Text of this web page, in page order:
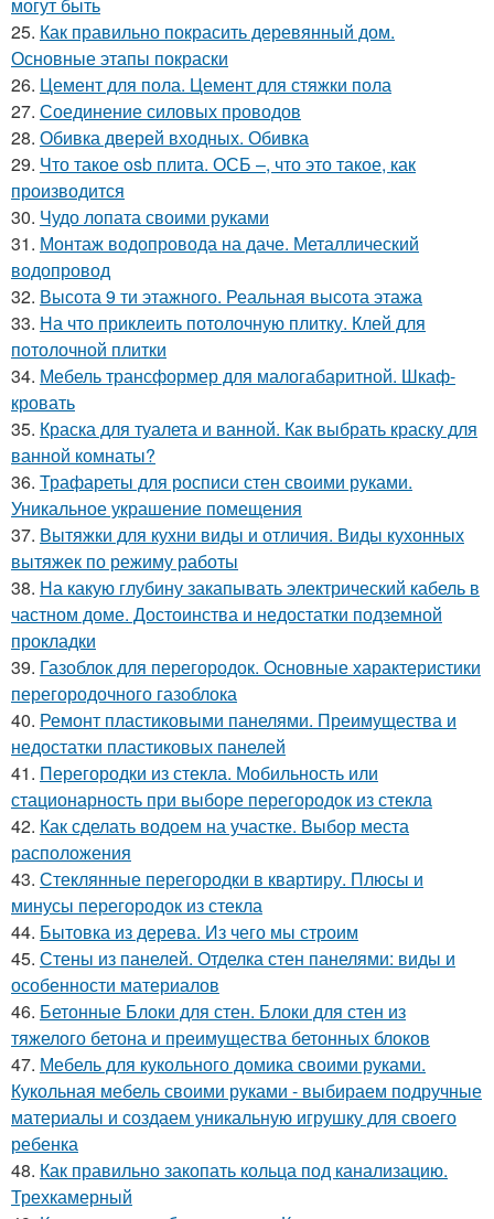
25. Как правильно покрасить деревянный дом.
Основные этапы покраски
26. Цемент для пола. Цемент для стяжки пола
27. Соединение силовых проводов
28. Обивка дверей входных. Обивка
29. Что такое osb плита. ОСБ –, что это такое, как
производится
30. Чудо лопата своими руками
31. Монтаж водопровода на даче. Металлический
водопровод
32. Высота 9 ти этажного. Реальная высота этажа
33. На что приклеить потолочную плитку. Клей для
потолочной плитки
34. Мебель трансформер для малогабаритной. Шкаф-
кровать
35. Краска для туалета и ванной. Как выбрать краску для
ванной комнаты?
36. Трафареты для росписи стен своими руками.
Уникальное украшение помещения
37. Вытяжки для кухни виды и отличия. Виды кухонных
вытяжек по режиму работы
38. На какую глубину закапывать электрический кабель в
частном доме. Достоинства и недостатки подземной
прокладки
39. Газоблок для перегородок. Основные характеристики
перегородочного газоблока
40. Ремонт пластиковыми панелями. Преимущества и
недостатки пластиковых панелей
41. Перегородки из стекла. Мобильность или
стационарность при выборе перегородок из стекла
42. Как сделать водоем на участке. Выбор места
расположения
43. Стеклянные перегородки в квартиру. Плюсы и
минусы перегородок из стекла
44. Бытовка из дерева. Из чего мы строим
45. Стены из панелей. Отделка стен панелями: виды и
особенности материалов
46. Бетонные Блоки для стен. Блоки для стен из
тяжелого бетона и преимущества бетонных блоков
47. Мебель для кукольного домика своими руками.
Кукольная мебель своими руками - выбираем подручные
материалы и создаем уникальную игрушку для своего
ребенка
48. Как правильно закопать кольца под канализацию.
Трехкамерный